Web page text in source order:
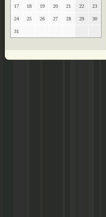
17 18 19 20 21 22 23
24 25 26 27 28 29 30
31